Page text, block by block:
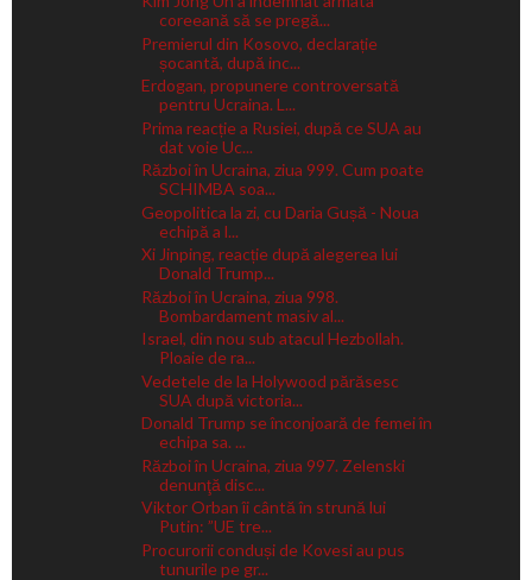
coreeană să se pregă...
Premierul din Kosovo, declarație
șocantă, după inc...
Erdogan, propunere controversată
pentru Ucraina. L...
Prima reacție a Rusiei, după ce SUA au
dat voie Uc...
Război în Ucraina, ziua 999. Cum poate
SCHIMBA soa...
Geopolitica la zi, cu Daria Gușă - Noua
echipă a l...
Xi Jinping, reacție după alegerea lui
Donald Trump...
Război în Ucraina, ziua 998.
Bombardament masiv al...
Israel, din nou sub atacul Hezbollah.
Ploaie de ra...
Vedetele de la Holywood părăsesc
SUA după victoria...
Donald Trump se înconjoară de femei în
echipa sa. ...
Război în Ucraina, ziua 997. Zelenski
denunţă disc...
Viktor Orban îi cântă în strună lui
Putin: ”UE tre...
Procurorii conduși de Kovesi au pus
tunurile pe gr...